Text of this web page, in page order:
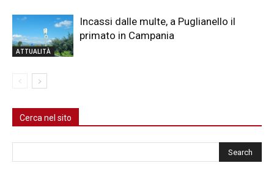
ATTUALITÀ
Incassi dalle multe, a Puglianello il
primato in Campania
Cerca nel sito